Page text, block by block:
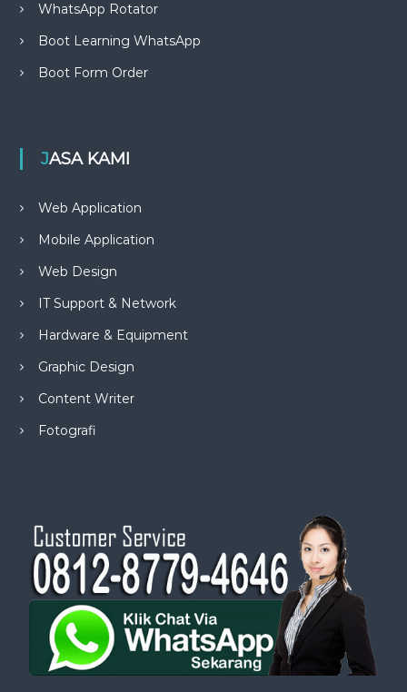
WhatsApp Rotator
Boot Learning WhatsApp
Boot Form Order
JASA KAMI
Web Application
Mobile Application
Web Design
IT Support & Network
Hardware & Equipment
Graphic Design
Content Writer
Fotografi